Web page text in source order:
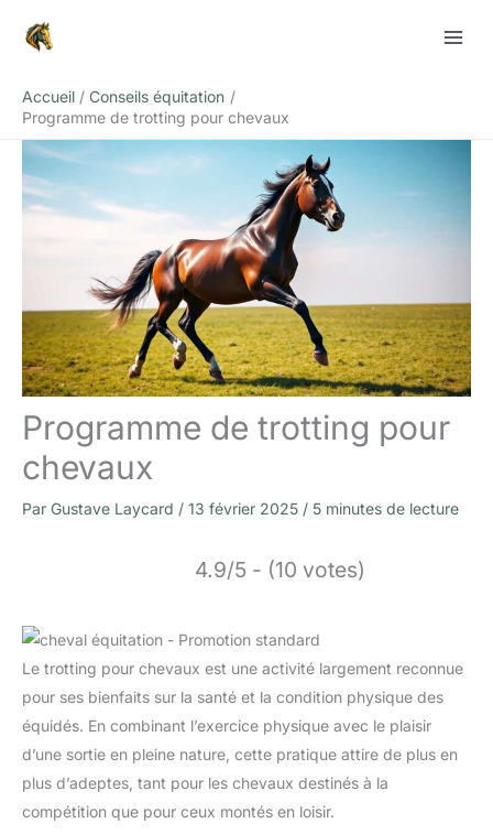
Accueil
Conseils équitation
Programme de trotting pour chevaux
Programme de trotting pour
chevaux
Par Gustave Laycard / 13 février 2025 / 5 minutes de lecture
4.9/5 - (10 votes)
Le trotting pour chevaux est une activité largement reconnue
pour ses bienfaits sur la santé et la condition physique des
équidés. En combinant l’exercice physique avec le plaisir
d’une sortie en pleine nature, cette pratique attire de plus en
plus d’adeptes, tant pour les chevaux destinés à la
compétition que pour ceux montés en loisir.